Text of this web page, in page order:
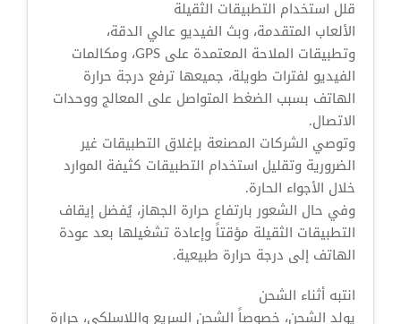
قلل استخدام التطبيقات الثقيلة
الألعاب المتقدمة، وبث الفيديو عالي الدقة،
وتطبيقات الملاحة المعتمدة على GPS، ومكالمات
الفيديو لفترات طويلة، جميعها ترفع درجة حرارة
الهاتف بسبب الضغط المتواصل على المعالج ووحدات
الاتصال.
وتوصي الشركات المصنعة بإغلاق التطبيقات غير
الضرورية وتقليل استخدام التطبيقات كثيفة الموارد
خلال الأجواء الحارة.
وفي حال الشعور بارتفاع حرارة الجهاز، يُفضل إيقاف
التطبيقات الثقيلة مؤقتاً وإعادة تشغيلها بعد عودة
الهاتف إلى درجة حرارة طبيعية.
انتبه أثناء الشحن
يولد الشحن، خصوصاً الشحن السريع واللاسلكي، حرارة